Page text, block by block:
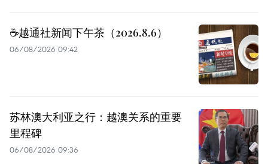
☕️越通社新闻下午茶（2026.8.6）
06/08/2026 09:42
苏林澳大利亚之行：越澳关系的重要
里程碑
06/08/2026 09:36